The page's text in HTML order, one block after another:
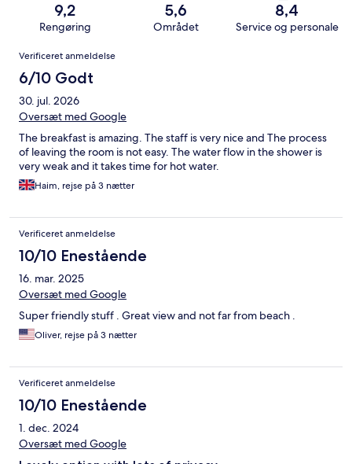
9,2
Rengøring
5,6
Området
8,4
Service og personale
Anmeldelser
Verificeret anmeldelse
6/10 Godt
30. jul. 2026
Oversæt med Google
The breakfast is amazing. The staff is very nice and The process
of leaving the room is not easy. The water flow in the shower is
very weak and it takes time for hot water.
Haim, rejse på 3 nætter
Verificeret anmeldelse
10/10 Enestående
16. mar. 2025
Oversæt med Google
Super friendly stuff . Great view and not far from beach .
Oliver, rejse på 3 nætter
Verificeret anmeldelse
10/10 Enestående
1. dec. 2024
Oversæt med Google